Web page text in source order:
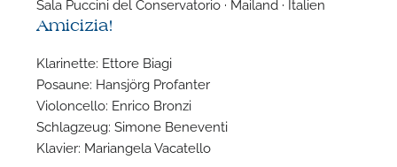
Amicizia!
Klarinette: Ettore Biagi
Posaune: Hansjörg Profanter
Violoncello: Enrico Bronzi
Schlagzeug: Simone Beneventi
Klavier: Mariangela Vacatello